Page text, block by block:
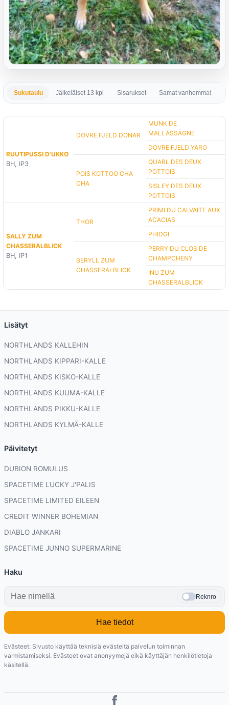
Sukutaulu Jälkeläiset 13 kpl Sisarukset Samat vanhemmat
RUUTIPUSSI D'UKKO
BH, IP3
DOVRE FJELD DONAR
MUNK DE
MALLASSAGNE
DOVRE FJELD YARO
POIS KOTTOO CHA
CHA
QUARL DES DEUX
POTTOIS
SISLEY DES DEUX
POTTOIS
SALLY ZUM
CHASSERALBLICK
BH, IP1
THOR
PRIMI DU CALVAITE AUX
ACACIAS
PHIDGI
BERYLL ZUM
CHASSERALBLICK
PERRY DU CLOS DE
CHAMPCHENY
INU ZUM
CHASSERALBLICK
Lisätyt
NORTHLANDS KALLEHIN
NORTHLANDS KIPPARI-KALLE
NORTHLANDS KISKO-KALLE
NORTHLANDS KUUMA-KALLE
NORTHLANDS PIKKU-KALLE
NORTHLANDS KYLMÄ-KALLE
Päivitetyt
DUBION ROMULUS
SPACETIME LUCKY J'PALIS
SPACETIME LIMITED EILEEN
CREDIT WINNER BOHEMIAN
DIABLO JANKARI
SPACETIME JUNNO SUPERMARINE
Haku
Reknro
Hae tiedot
Evästeet: Sivusto käyttää teknisiä evästeitä palvelun toiminnan
varmistamiseksi. Evästeet ovat anonyymejä eikä käyttäjän henkilötietoja
käsitellä.